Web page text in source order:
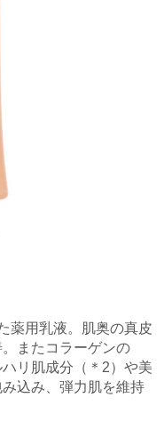
薬用乳液。肌奥の真皮
またコラーゲンの
リ肌成分（＊2）や美
込み、弾力肌を維持